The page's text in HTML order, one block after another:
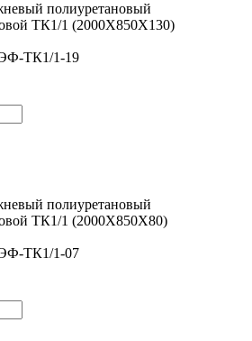
полиуретановый
ТК1/1 (2000Х850Х130)
ТК1/1-19
полиуретановый
ТК1/1 (2000Х850Х80)
ТК1/1-07